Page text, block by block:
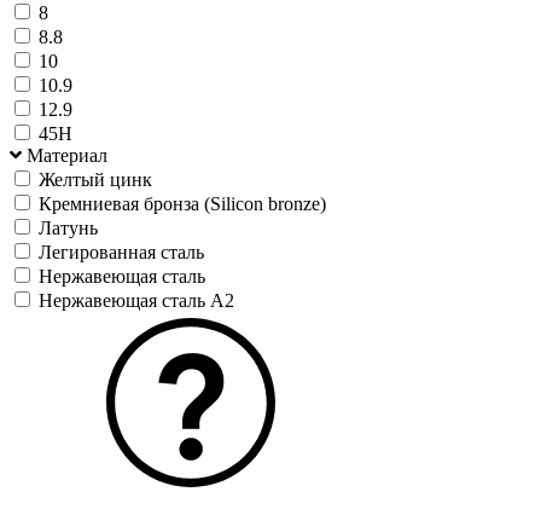
8
8.8
10
10.9
12.9
45H
Материал
Желтый цинк
Кремниевая бронза (Silicon bronze)
Латунь
Легированная сталь
Нержавеющая сталь
Нержавеющая сталь А2